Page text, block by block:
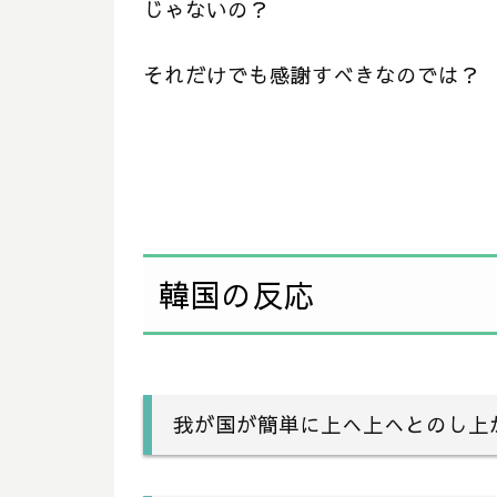
じゃないの？
それだけでも感謝すべきなのでは？
韓国の反応
我が国が簡単に上へ上へとのし上